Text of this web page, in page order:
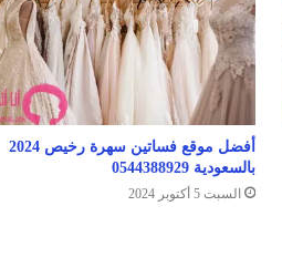
أفضل موقع فساتين سهرة رخيص 2024
بالسعودية 0544388929
السبت 5 أكتوبر 2024